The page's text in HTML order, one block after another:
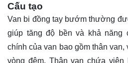
Cấu tạo
Van bi đồng tay bướm thường
giúp tăng độ bền và khả năng
chính của van bao gồm thân
vòng đệm. Thân van chứa